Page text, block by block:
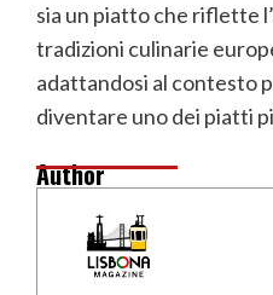
sia un piatto che riflette
tradizioni culinarie
adattandosi al contesto
diventare uno dei piatti
Author